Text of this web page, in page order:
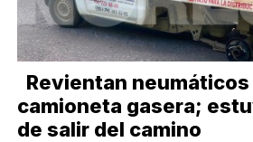
Revientan neumáticos
camioneta gasera;
de salir del camino